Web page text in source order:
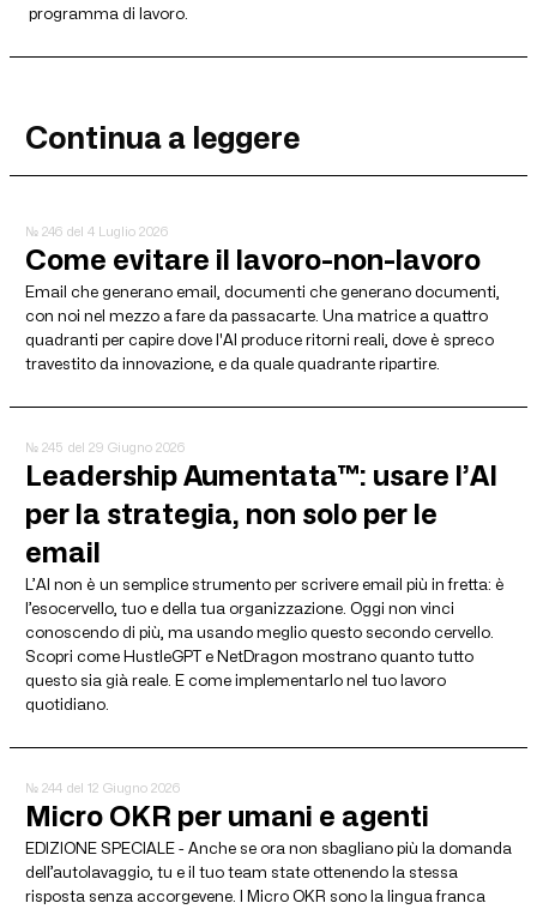
programma di lavoro.
Continua a leggere
№ 246 del 4 Luglio 2026
Come evitare il lavoro-non-lavoro
Email che generano email, documenti che generano documenti,
con noi nel mezzo a fare da passacarte. Una matrice a quattro
quadranti per capire dove l'AI produce ritorni reali, dove è spreco
travestito da innovazione, e da quale quadrante ripartire.
№ 245 del 29 Giugno 2026
Leadership Aumentata™: usare l’AI
per la strategia, non solo per le
email
L’AI non è un semplice strumento per scrivere email più in fretta: è
l’esocervello, tuo e della tua organizzazione. Oggi non vinci
conoscendo di più, ma usando meglio questo secondo cervello.
Scopri come HustleGPT e NetDragon mostrano quanto tutto
questo sia già reale. E come implementarlo nel tuo lavoro
quotidiano.
№ 244 del 12 Giugno 2026
Micro OKR per umani e agenti
EDIZIONE SPECIALE - Anche se ora non sbagliano più la domanda
dell’autolavaggio, tu e il tuo team state ottenendo la stessa
risposta senza accorgevene. I Micro OKR sono la lingua franca